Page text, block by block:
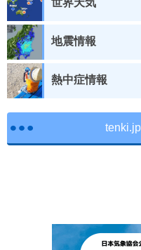
世界天気
地震情報
熱中症情報